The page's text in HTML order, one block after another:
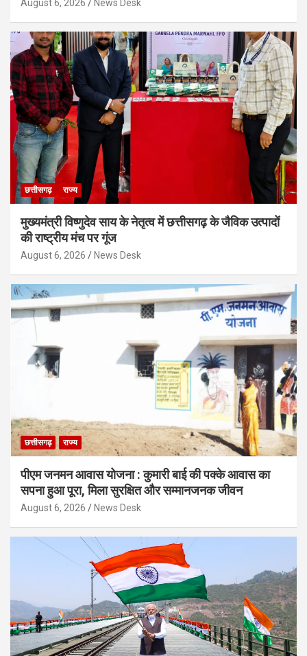
August 6, 2026 News Desk
छत्तीसगढ़ राज्य
मुख्यमंत्री विष्णुदेव साय के नेतृत्व में छत्तीसगढ़ के जैविक उत्पादों
की राष्ट्रीय मंच पर गूंज
August 6, 2026 News Desk
छत्तीसगढ़ राज्य
पीएम जनमन आवास योजना : कुमारी बाई की पक्के आवास का
सपना हुआ पूरा, मिला सुरक्षित और सम्मानजनक जीवन
August 6, 2026 News Desk